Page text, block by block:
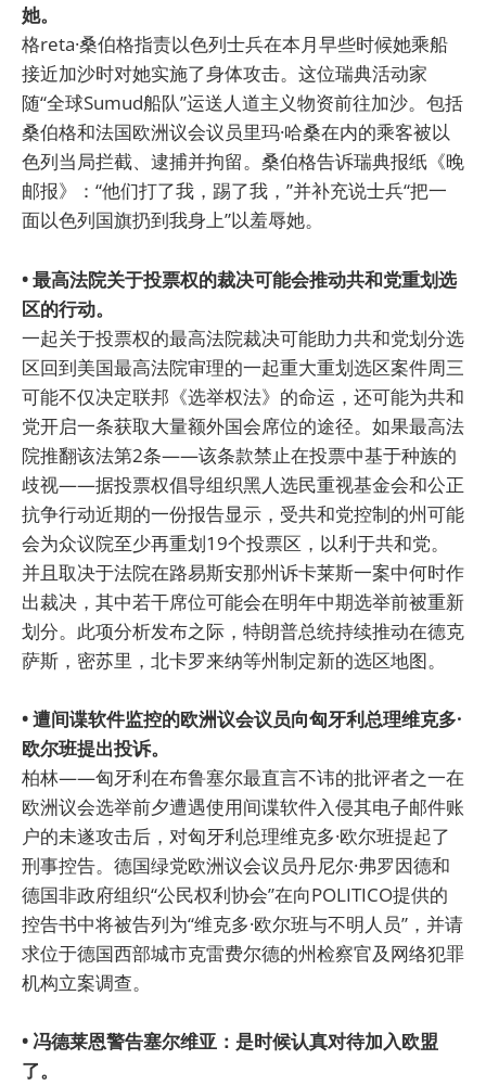
她。
格reta·桑伯格指责以色列士兵在本月早些时候她乘船
接近加沙时对她实施了身体攻击。这位瑞典活动家
随“全球Sumud船队”运送人道主义物资前往加沙。包括
桑伯格和法国欧洲议会议员里玛·哈桑在内的乘客被以
色列当局拦截、逮捕并拘留。桑伯格告诉瑞典报纸《晚
邮报》：“他们打了我，踢了我，”并补充说士兵“把一
面以色列国旗扔到我身上”以羞辱她。
• 最高法院关于投票权的裁决可能会推动共和党重划选
区的行动。
一起关于投票权的最高法院裁决可能助力共和党划分选
区回到美国最高法院审理的一起重大重划选区案件周三
可能不仅决定联邦《选举权法》的命运，还可能为共和
党开启一条获取大量额外国会席位的途径。如果最高法
院推翻该法第2条——该条款禁止在投票中基于种族的
歧视——据投票权倡导组织黑人选民重视基金会和公正
抗争行动近期的一份报告显示，受共和党控制的州可能
会为众议院至少再重划19个投票区，以利于共和党。
并且取决于法院在路易斯安那州诉卡莱斯一案中何时作
出裁决，其中若干席位可能会在明年中期选举前被重新
划分。此项分析发布之际，特朗普总统持续推动在德克
萨斯，密苏里，北卡罗来纳等州制定新的选区地图。
• 遭间谍软件监控的欧洲议会议员向匈牙利总理维克多·
欧尔班提出投诉。
柏林——匈牙利在布鲁塞尔最直言不讳的批评者之一在
欧洲议会选举前夕遭遇使用间谍软件入侵其电子邮件账
户的未遂攻击后，对匈牙利总理维克多·欧尔班提起了
刑事控告。德国绿党欧洲议会议员丹尼尔·弗罗因德和
德国非政府组织“公民权利协会”在向POLITICO提供的
控告书中将被告列为“维克多·欧尔班与不明人员”，并请
求位于德国西部城市克雷费尔德的州检察官及网络犯罪
机构立案调查。
• 冯德莱恩警告塞尔维亚：是时候认真对待加入欧盟
了。